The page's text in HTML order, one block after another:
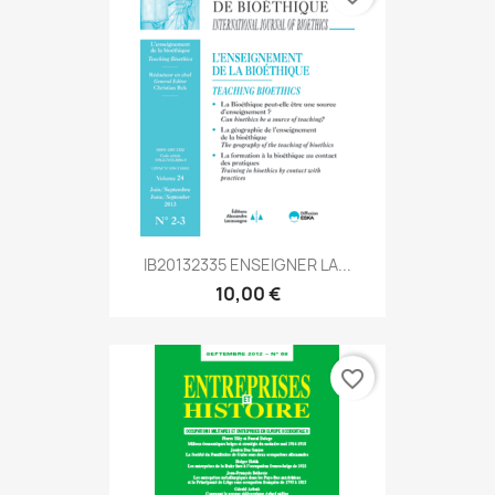
IB20132335 ENSEIGNER LA...
10,00 €
favorite_border